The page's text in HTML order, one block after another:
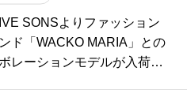
おこしくださいませ◎.#父の
#酒器#kihara#磁器#銅製タ
ー#haus #haus_matsue #ha
#松江カフェ #島根カフ
江旅行#島根旅行#松江 #島
SONSよりファッション
ド「WACKO MARIA」との
レーションモデルが入荷致